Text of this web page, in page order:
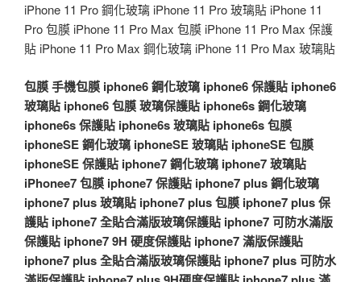
iPhone 11 Pro 鋼化玻璃 iPhone 11 Pro 玻璃貼 iPhone 11
Pro 包膜 iPhone 11 Pro Max 包膜 iPhone 11 Pro Max 保護
貼 iPhone 11 Pro Max 鋼化玻璃 iPhone 11 Pro Max 玻璃貼
包膜手機包膜 iphone6 鋼化玻璃 iphone6 保護貼 iphone6
玻璃貼 iphone6 包膜玻璃保護貼 iphone6s 鋼化玻璃
iphone6s 保護貼 iphone6s 玻璃貼 iphone6s 包膜
iphoneSE 鋼化玻璃 iphoneSE 玻璃貼 iphoneSE 包膜
iphoneSE 保護貼 iphone7 鋼化玻璃 iphone7 玻璃貼
iPhonee7 包膜 iphone7 保護貼 iphone7 plus 鋼化玻璃
iphone7 plus 玻璃貼 iphone7 plus 包膜 iphone7 plus 保
護貼 iphone7 全貼合滿版玻璃保護貼 iphone7 可防水滿版
保護貼 iphone7 9H 硬度保護貼 iphone7 滿版保護貼
iphone7 plus 全貼合滿版玻璃保護貼 iphone7 plus 可防水